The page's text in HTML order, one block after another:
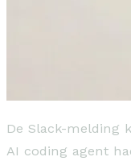
De Slack-melding
AI coding agent